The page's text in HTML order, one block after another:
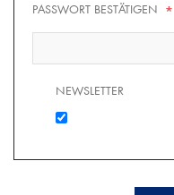
PASSWORT BESTÄTIGEN *
NEWSLETTER